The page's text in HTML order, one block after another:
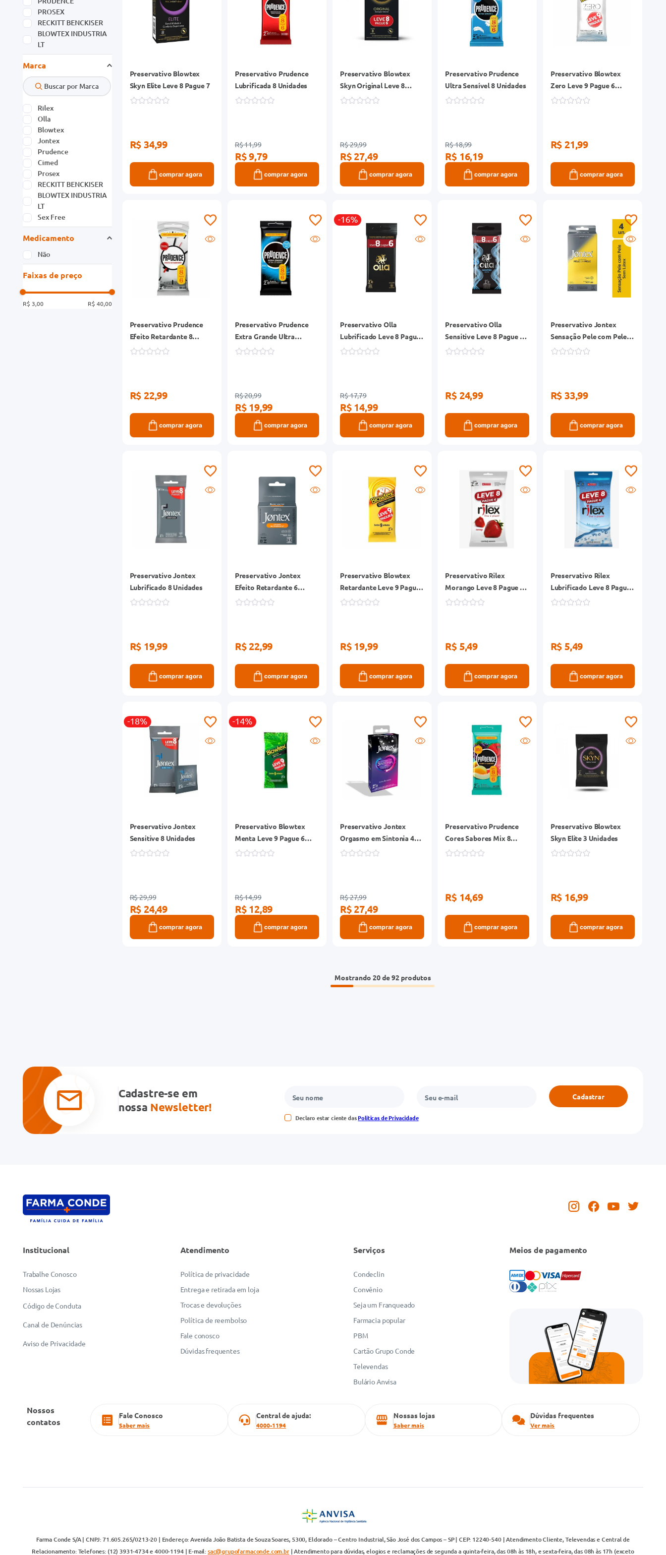
PROSEX
RECKITT BENCKISER
BLOWTEX INDUSTRIA
LT
Marca
Rilex
Olla
Blowtex
Jontex
Prudence
Cimed
Prosex
RECKITT BENCKISER
BLOWTEX INDUSTRIA
LT
Sex Free
Medicamento
Não
Faixas de preço
R$ 3,00 R$ 40,00
Preservativo Blowtex
Skyn Elite Leve 8 Pague 7
R$ 34,99
comprar agora
Preservativo Prudence
Lubrificada 8 Unidades
R$ 11,99
R$ 9,79
comprar agora
Preservativo Blowtex
Skyn Original Leve 8
Pague 6 Unidades
R$ 29,99
R$ 27,49
comprar agora
Preservativo Prudence
Ultra Sensível 8 Unidades
R$ 18,99
R$ 16,19
comprar agora
Preservativo Blowtex
Zero Leve 9 Pague 6
Unidades
R$ 21,99
comprar agora
Preservativo Prudence
Efeito Retardante 8
Unidades
R$ 22,99
comprar agora
Preservativo Prudence
Extra Grande Ultra
Sensível 8 Unidades
R$ 20,99
R$ 19,99
comprar agora
-16%
Preservativo Olla
Lubrificado Leve 8 Pague
6 Unidades
R$ 17,79
R$ 14,99
comprar agora
Preservativo Olla
Sensitive Leve 8 Pague 6
Unidades
R$ 24,99
comprar agora
Preservativo Jontex
Sensação Pele com Pele 4
Unidades
R$ 33,99
comprar agora
Preservativo Jontex
Lubrificado 8 Unidades
R$ 19,99
comprar agora
Preservativo Jontex
Efeito Retardante 6
Unidades
R$ 22,99
comprar agora
Preservativo Blowtex
Retardante Leve 9 Pague
6 Unidades
R$ 19,99
comprar agora
Preservativo Rilex
Morango Leve 8 Pague 6
Unidades
R$ 5,49
comprar agora
Preservativo Rilex
Lubrificado Leve 8 Pague
6 Unidades
R$ 5,49
comprar agora
-18%
Preservativo Jontex
Sensitive 8 Unidades
R$ 29,99
R$ 24,49
comprar agora
-14%
Preservativo Blowtex
Menta Leve 9 Pague 6
Unidades
R$ 14,99
R$ 12,89
comprar agora
Preservativo Jontex
Orgasmo em Sintonia 4
Unidades
R$ 27,99
R$ 27,49
comprar agora
Preservativo Prudence
Cores Sabores Mix 8
Unidades
R$ 14,69
comprar agora
Preservativo Blowtex
Skyn Elite 3 Unidades
R$ 16,99
comprar agora
Mostrando 20 de 92
Cadastre-se em
nossa Newsletter!
Declaro estar ciente dasPolíticas de Privacidade
Cadastrar
Institucional
Trabalhe Conosco
Nossas Lojas
Código de Conduta
Canal de Denúncias
Aviso de Privacidade
Atendimento
Política de privacidade
Entrega e retirada em loja
Trocas e devoluções
Política de reembolso
Fale conosco
Dúvidas frequentes
Serviços
Condeclin
Convênio
Seja um Franqueado
Farmacia popular
PBM
Cartão Grupo Conde
Televendas
Bulário Anvisa
Meios de pagamento
Nossos
contatos
Fale Conosco
Saber mais
Central de ajuda:
4000-1194
Nossas lojas
Saber mais
Dúvidas frequentes
Ver mais
Farma Conde S/A | CNPJ: 71.605.265/0213-20 | Endereço: Avenida João Batista de Souza Soares, 5300, Eldorado – Centro Industrial, São José dos Campos – SP | CEP: 12240-540 | Atendimento Cliente, Televendas e Central de
Relacionamento: Telefones: (12) 3931-4734 e 4000-1194 | E-mail:sac@grupofarmaconde.com.br| Atendimento para dúvidas, elogios e reclamações de segunda a quinta-feira, das 08h às 18h, e sexta-feira, das 08h às 17h (exceto